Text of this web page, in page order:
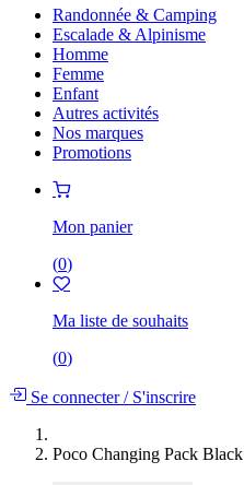
Randonnée & Camping
Escalade & Alpinisme
Homme
Femme
Enfant
Autres activités
Nos marques
Promotions
Mon panier
(0)
Ma liste de souhaits
(0)
Se connecter/S'inscrire
Poco Changing Pack Black